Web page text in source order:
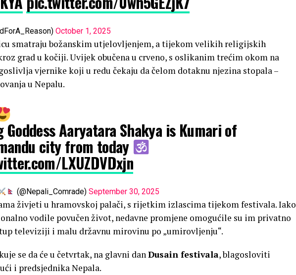
October 1, 2025
smatraju božanskim utjelovljenjem, a tijekom velikih religijskih
grad u kočiji. Uvijek obučena u crveno, s oslikanim trećim okom na
vjernike koji u redu čekaju da čelom dotaknu njezina stopala –
u Nepalu.
Goddess Aaryatara Shakya is Kumari of
city from today
LXUZDVDxjn
(@Nepali_Comrade)September 30, 2025
živjeti u hramovskoj palači, s rijetkim izlascima tijekom festivala. Iako
vodile povučen život, nedavne promjene omogućile su im privatno
televiziji i malu državnu mirovinu po „umirovljenju“.
se da će u četvrtak, na glavni danDusain festivala, blagosloviti
i predsjednika Nepala.